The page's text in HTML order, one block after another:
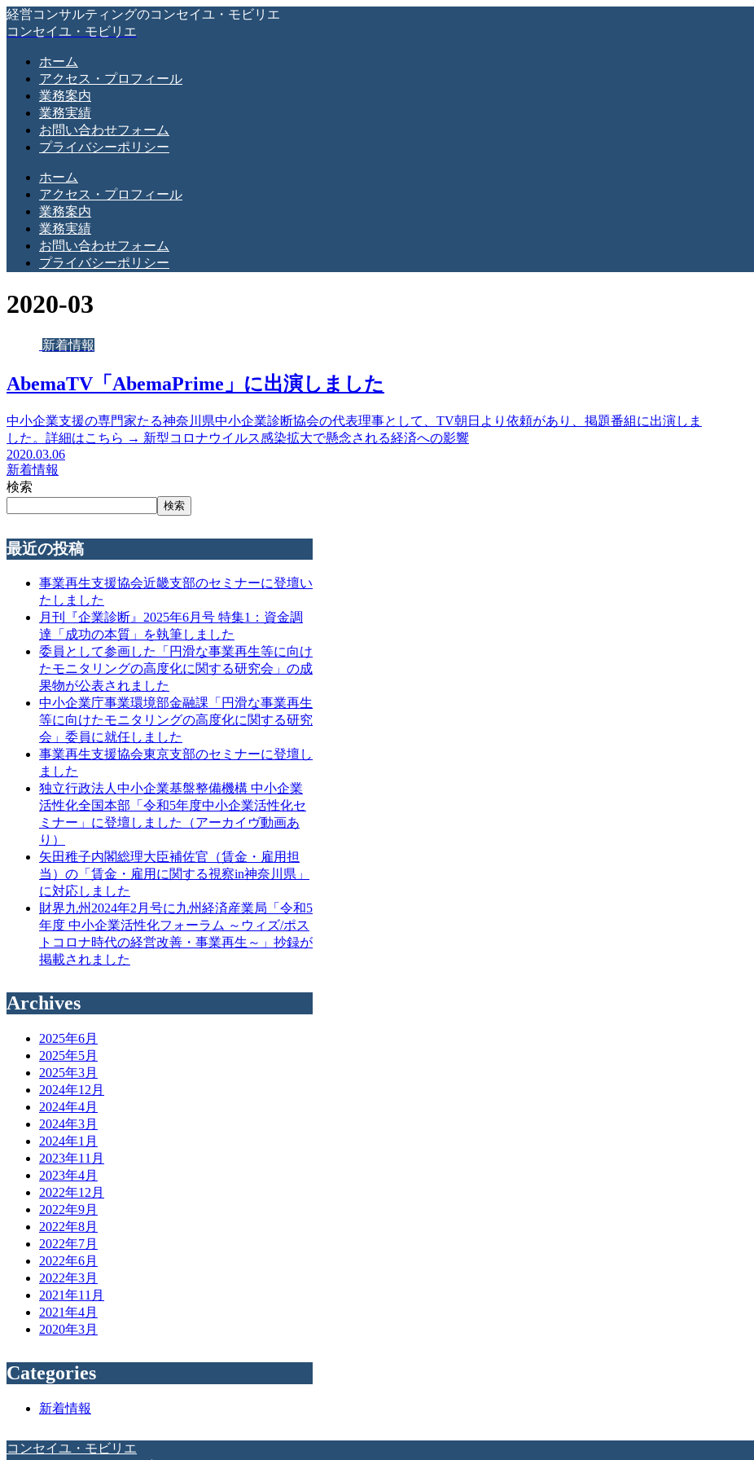
経営コンサルティングのコンセイユ・モビリエ
コンセイユ・モビリエ
ホーム
アクセス・プロフィール
業務案内
業務実績
お問い合わせフォーム
プライバシーポリシー
ホーム
アクセス・プロフィール
業務案内
業務実績
お問い合わせフォーム
プライバシーポリシー
2020-03
新着情報
AbemaTV「AbemaPrime」に出演しました
中小企業支援の専門家たる神奈川県中小企業診断協会の代表理事として、TV朝日より依頼があり、掲題番組に出演しま
した。詳細はこちら → 新型コロナウイルス感染拡大で懸念される経済への影響
2020.03.06
新着情報
検索
検索
最近の投稿
事業再生支援協会近畿支部のセミナーに登壇い
たしました
月刊『企業診断』2025年6月号 特集1：資金調
達「成功の本質」を執筆しました
委員として参画した「円滑な事業再生等に向け
たモニタリングの高度化に関する研究会」の成
果物が公表されました
中小企業庁事業環境部金融課「円滑な事業再生
等に向けたモニタリングの高度化に関する研究
会」委員に就任しました
事業再生支援協会東京支部のセミナーに登壇し
ました
独立行政法人中小企業基盤整備機構 中小企業
活性化全国本部「令和5年度中小企業活性化セ
ミナー」に登壇しました（アーカイヴ動画あ
り）
矢田稚子内閣総理大臣補佐官（賃金・雇用担
当）の「賃金・雇用に関する視察in神奈川県」
に対応しました
財界九州2024年2月号に九州経済産業局「令和5
年度 中小企業活性化フォーラム ～ウィズ/ポス
トコロナ時代の経営改善・事業再生～」抄録が
掲載されました
Archives
2025年6月
2025年5月
2025年3月
2024年12月
2024年4月
2024年3月
2024年1月
2023年11月
2023年4月
2022年12月
2022年9月
2022年8月
2022年7月
2022年6月
2022年3月
2021年11月
2021年4月
2020年3月
Categories
新着情報
コンセイユ・モビリエ